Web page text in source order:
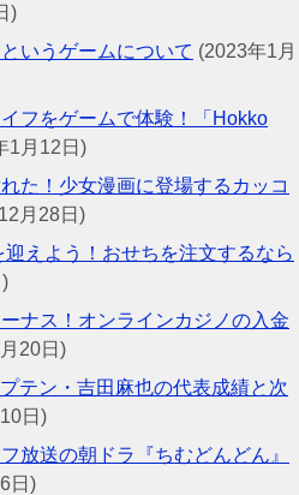
)
いうゲームについて (2023年1月
フをゲームで体験！「Hokko
1月12日)
た！少女漫画に登場するカッコ
月28日)
迎えよう！おせちを注文するなら
ナス！オンラインカジノの入金
20日)
テン・吉田麻也の代表成績と次
日)
放送の朝ドラ『ちむどんどん』
日)